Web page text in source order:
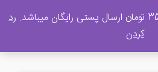
فروش
رد